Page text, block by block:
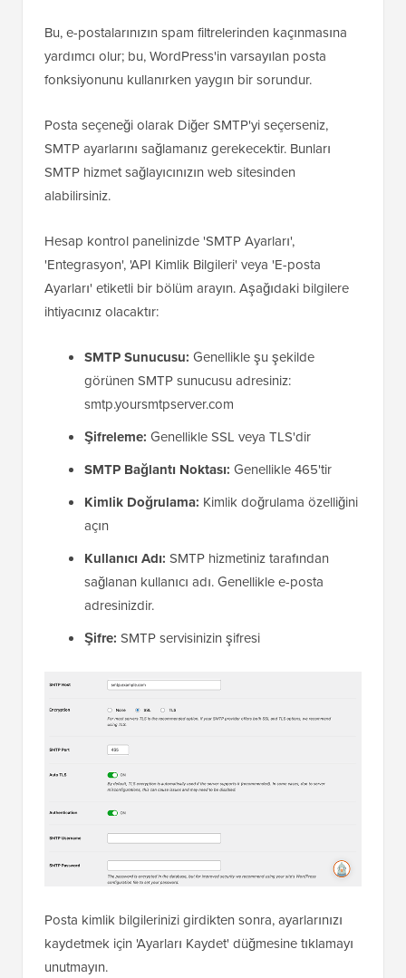
Bu, e-postalarınızın spam filtrelerinden kaçınmasına
yardımcı olur; bu, WordPress'in varsayılan posta
fonksiyonunu kullanırken yaygın bir sorundur.
Posta seçeneği olarak Diğer SMTP'yi seçerseniz,
SMTP ayarlarını sağlamanız gerekecektir. Bunları
SMTP hizmet sağlayıcınızın web sitesinden
alabilirsiniz.
Hesap kontrol panelinizde 'SMTP Ayarları',
'Entegrasyon', 'API Kimlik Bilgileri' veya 'E-posta
Ayarları' etiketli bir bölüm arayın. Aşağıdaki bilgilere
ihtiyacınız olacaktır:
SMTP Sunucusu: Genellikle şu şekilde
görünen SMTP sunucusu adresiniz:
smtp.yoursmtpserver.com
Şifreleme: Genellikle SSL veya TLS'dir
SMTP Bağlantı Noktası: Genellikle 465'tir
Kimlik Doğrulama: Kimlik doğrulama özelliğini
açın
Kullanıcı Adı: SMTP hizmetiniz tarafından
sağlanan kullanıcı adı. Genellikle e-posta
adresinizdir.
Şifre: SMTP servisinizin şifresi
Posta kimlik bilgilerinizi girdikten sonra, ayarlarınızı
kaydetmek için 'Ayarları Kaydet' düğmesine tıklamayı
unutmayın.